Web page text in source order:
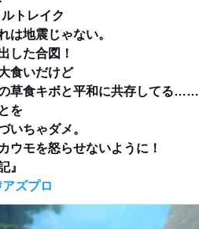
トレイク
は地震じゃない。
した合図！
食いだけど
草食キボと平和に共存してる……
を
いちゃダメ。
ウモを怒らせないように！
アズプロ